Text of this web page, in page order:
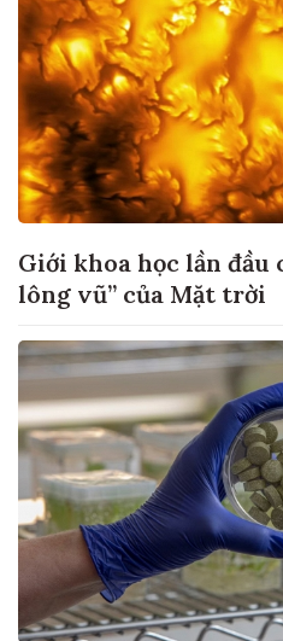
Giới khoa học lần
lông vũ” của Mặt trời